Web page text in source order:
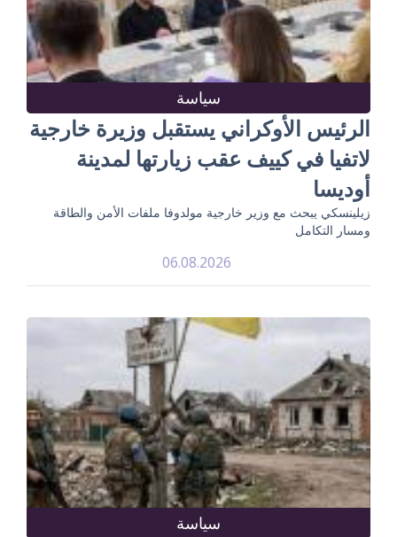
سياسة
الرئيس الأوكراني يستقبل وزيرة خارجية
لاتفيا في كييف عقب زيارتها لمدينة
أوديسا
زيلينسكي يبحث مع وزير خارجية مولدوفا ملفات الأمن والطاقة
ومسار التكامل
06.08.2026
سياسة